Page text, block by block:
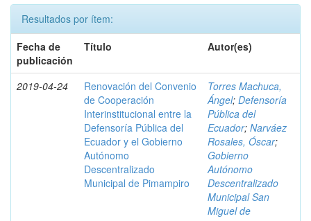
Resultados por ítem:
Fecha de
publicación
Título Autor(es)
2019-04-24
Renovación del Convenio
de Cooperación
Interinstitucional entre la
Defensoría Pública del
Ecuador y el Gobierno
Autónomo
Descentralizado
Municipal de Pimampiro
Torres Machuca,
Ángel; Defensoría
Pública del
Ecuador; Narváez
Rosales, Óscar;
Gobierno
Autónomo
Descentralizado
Municipal San
Miguel de